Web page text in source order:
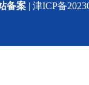
备案 | 津ICP备